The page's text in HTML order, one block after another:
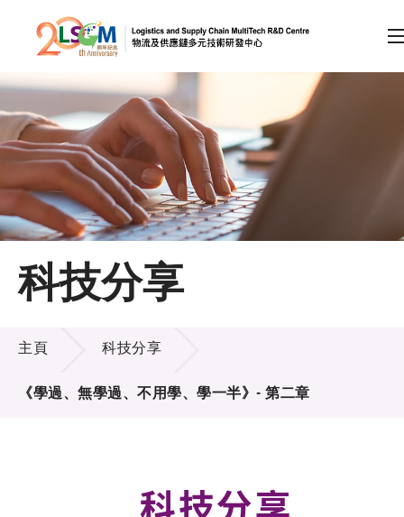
跳到內容（按回車鍵）
會員登入
A EN 繁 简
主頁
關於LSCM
技術商品化
項目及資助計劃
科技分享
科技分享
主頁 科技分享
《學過、無學過、不用學、學一半》- 第二章